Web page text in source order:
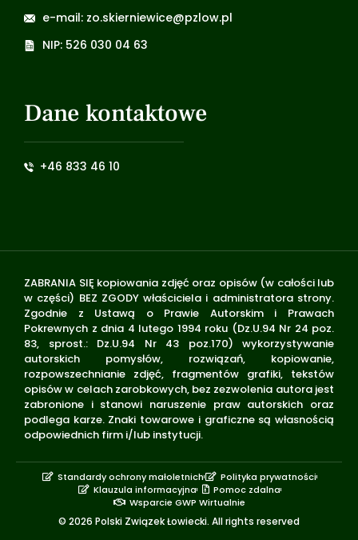
e-mail: zo.skierniewice@pzlow.pl
NIP: 526 030 04 63
Dane kontaktowe
+46 833 46 10
ZABRANIA SIĘ kopiowania zdjęć oraz opisów (w całości lub
w części) BEZ ZGODY właściciela i administratora strony.
Zgodnie z Ustawą o Prawie Autorskim i Prawach
Pokrewnych z dnia 4 lutego 1994 roku (Dz.U.94 Nr 24 poz.
83, sprost.: Dz.U.94 Nr 43 poz.170) wykorzystywanie
autorskich pomysłów, rozwiązań, kopiowanie,
rozpowszechnianie zdjęć, fragmentów grafiki, tekstów
opisów w celach zarobkowych, bez zezwolenia autora jest
zabronione i stanowi naruszenie praw autorskich oraz
podlega karze. Znaki towarowe i graficzne są własnością
odpowiednich firm i/lub instytucji.
© 2026 Polski Związek Łowiecki. All rights reserved
Standardy ochrony małoletnich
Polityka prywatności
Klauzula informacyjna
Pomoc zdalna
Wsparcie GWP Wirtualnie